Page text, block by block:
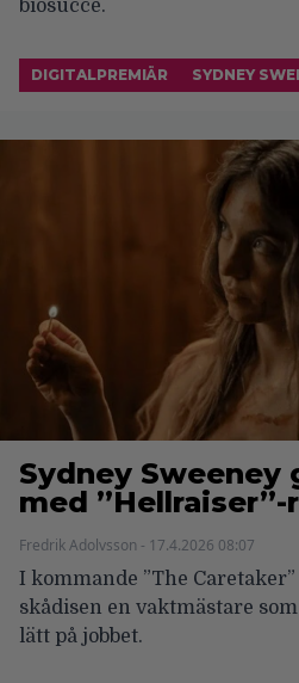
biosuccé.
DIGITALPREMIÄR SYDNEY
Sydney Sweeney
med
Fredrik Adolvsson - 17.4.2026 08:07
I kommande ”The
skådisen en vaktmästare
lätt på jobbet.